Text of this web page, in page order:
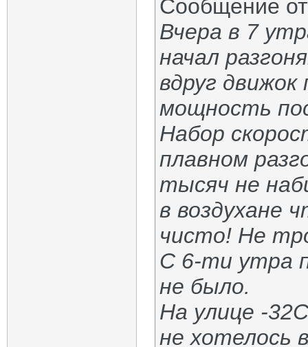
Сообщение
Вчера в 7
начал
вдруг
мощность
Набор
плавном
тысяч не
в воздухане
чисто! Не
С 6-ти утра
не было.
На улице -
не хотелось